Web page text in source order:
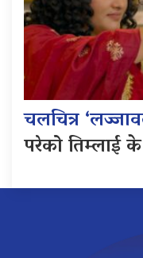
चलचित्र
परेको तिम्लाई